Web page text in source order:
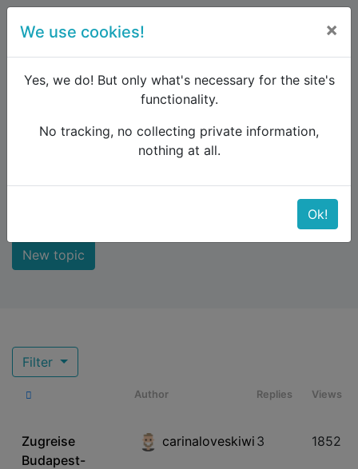
Forum New comments
New comments
New topic
Filter
Author Replies Views
Zugreise
Budapest-
carinaloveskiwi 3 1852
We use cookies! ×
Yes, we do! But only what's necessary for the site's
functionality.
No tracking, no collecting private information,
nothing at all.
Ok!